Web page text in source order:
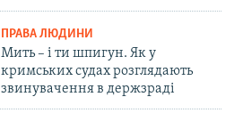
ПРАВА ЛЮДИНИ
Мить – і ти шпигун. Як у
кримських судах розглядають
звинувачення в держзраді